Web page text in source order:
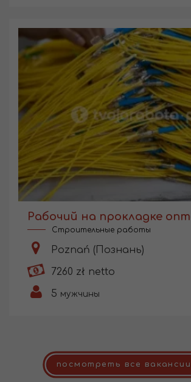
Строительные работы
Poznań (Познань)
7260 zł netto
5 мужчины
посмотреть все вакансии